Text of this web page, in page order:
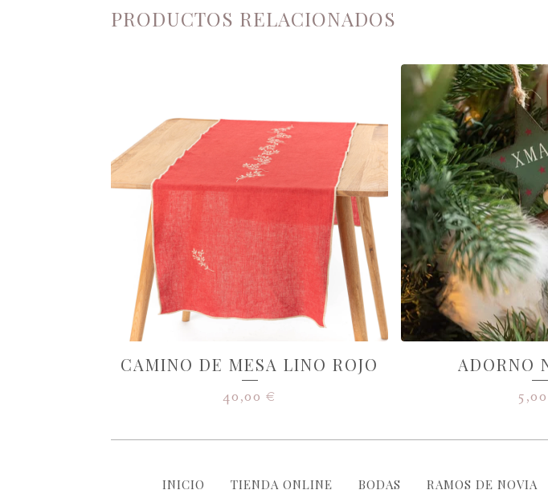
PRODUCTOS RELACIONADOS
CAMINO DE MESA LINO ROJO
40,00€
ADORNO
5,00
INICIO TIENDA ONLINE BODAS RAMOS DE NOVIA